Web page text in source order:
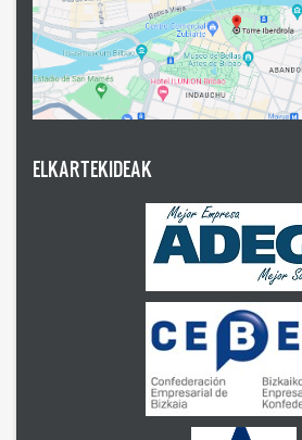
ELKARTEKIDEAK